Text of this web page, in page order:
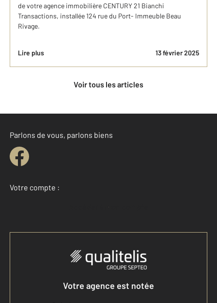
de votre agence immobilière CENTURY 21 Bianchi
Transactions, installée 124 rue du Port- Immeuble Beau
Rivage.
Lire plus 13 février 2025
Voir tous les articles
Parlons de vous, parlons biens
Votre compte :
Accéder à mon compte
Votre agence est notée